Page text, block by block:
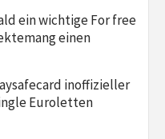
ein wichtige For free
einen
inoffizieller
Euroletten